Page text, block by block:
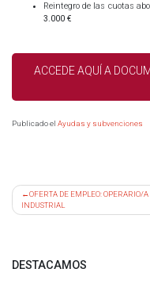
DESTACAMOS
Reintegro de las cuotas
3.000 €
ACCEDE AQUÍ A
Publicado el Ayudas y subvenciones
Navegación
de
OFERTA DE EMPLEO: OPERARIO/A
INDUSTRIAL